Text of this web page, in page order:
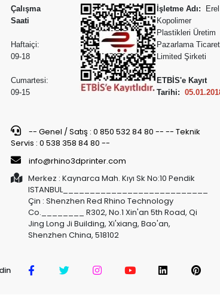
Çalışma
Saati
Haftaiçi:
09-18
Cumartesi:
09-15
İşletme Adı: Erel
Kopolimer
Plastikleri Üretim
Pazarlama Ticaret
Limited Şirketi
ETBİS'e Kayıt
Tarihi:
-- Genel / Satış : 0 850 532 84 80 -- -- Teknik
Servis : 0 538 358 84 80 --
info@rhino3dprinter.com
Merkez : Kaynarca Mah. Kıyı Sk No:10 Pendik
ISTANBUL___________________________
Çin : Shenzhen Red Rhino Technology
Co.________ R302, No.1 Xin'an 5th Road, Qi
Jing Long Ji Building, Xi'xiang, Bao'an,
Shenzhen China, 518102